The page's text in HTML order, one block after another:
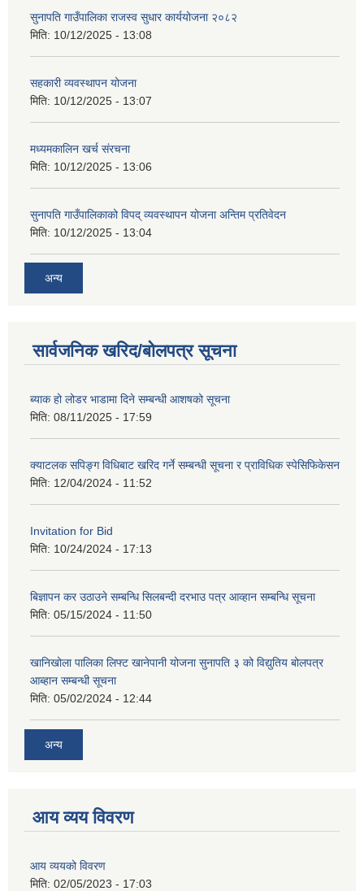
सुनापति गाउँपालिका राजस्व सुधार कार्ययोजना २०८२
मिति: 10/12/2025 - 13:08
सहकारी व्यवस्थापन योजना
मिति: 10/12/2025 - 13:07
मध्यमकालिन खर्च संरचना
मिति: 10/12/2025 - 13:06
सुनापति गाउँपालिकाको विपद् व्यवस्थापन योजना अन्तिम प्रतिवेदन
मिति: 10/12/2025 - 13:04
अन्य
सार्वजनिक खरिद/बोलपत्र सूचना
ब्याक हो लोडर भाडामा दिने सम्बन्धी आशषको सूचना
मिति: 08/11/2025 - 17:59
क्याटलक सपिङ्ग विधिबाट खरिद गर्ने सम्बन्धी सूचना र प्राविधिक स्पेसिफिकेसन
मिति: 12/04/2024 - 11:52
Invitation for Bid
मिति: 10/24/2024 - 17:13
बिज्ञापन कर उठाउने सम्बन्धि सिलबन्दी दरभाउ पत्र आव्हान सम्बन्धि सूचना
मिति: 05/15/2024 - 11:50
खानिखोला पालिका लिफ्ट खानेपानी योजना सुनापति ३ को विद्युतिय बोलपत्र
आब्हान सम्बन्धी सूचना
मिति: 05/02/2024 - 12:44
अन्य
आय व्यय विवरण
आय व्ययको विवरण
मिति: 02/05/2023 - 17:03